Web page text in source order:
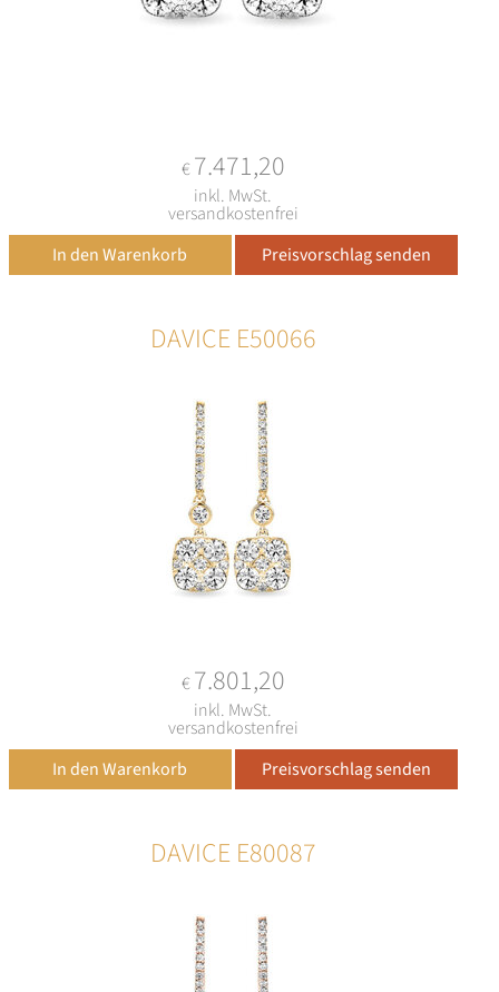
€7.471,20
inkl. MwSt.
versandkostenfrei
DAVICE E50066
€7.801,20
inkl. MwSt.
versandkostenfrei
DAVICE E80087